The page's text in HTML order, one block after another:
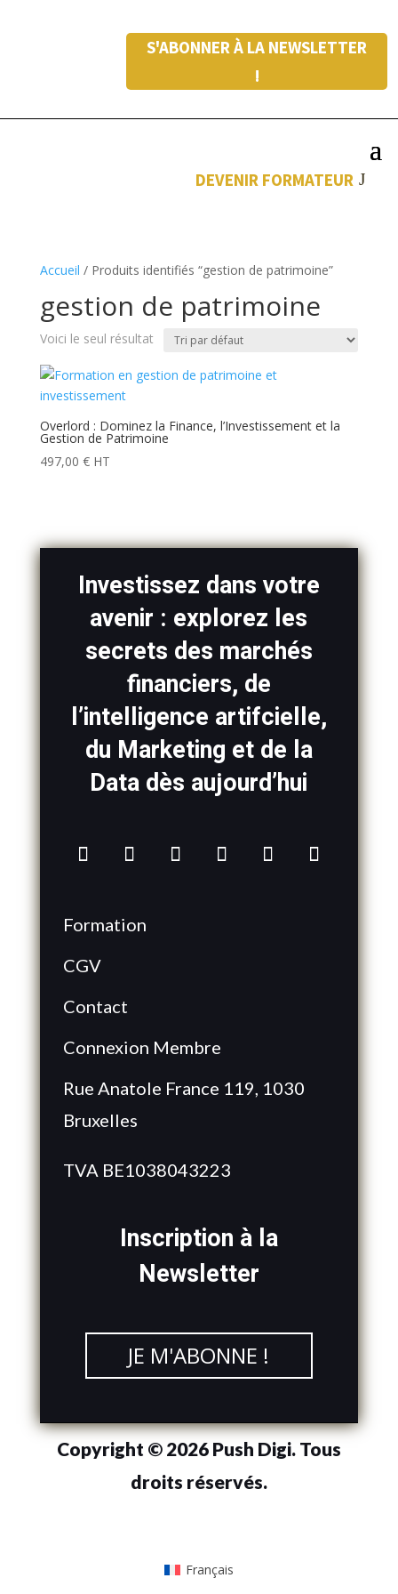
S'ABONNER À LA NEWSLETTER
!
DEVENIR FORMATEUR
Accueil / Produits identifiés “gestion de patrimoine”
gestion de patrimoine
Voici le seul résultat
Overlord : Dominez la Finance, l’Investissement et la
Gestion de Patrimoine
497,00 € HT
Investissez dans votre
avenir : explorez les
secrets des marchés
financiers, de
l’intelligence artifcielle,
du Marketing et de la
Data dès aujourd’hui
Formation
CGV
Contact
Connexion Membre
Rue Anatole France 119, 1030
Bruxelles
TVA BE1038043223
Inscription à la
Newsletter
JE M'ABONNE !
Copyright © 2026 Push Digi. Tous
droits réservés.
Français